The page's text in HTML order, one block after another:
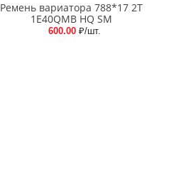
Ремень вариатора 788*17 2T
1E40QMB HQ SM
600.00 ₽/шт.